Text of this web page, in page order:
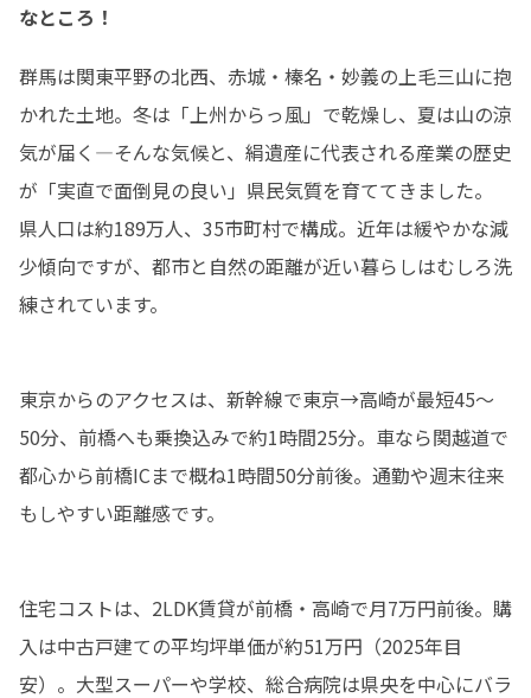
なところ！
群馬は関東平野の北西、赤城・榛名・妙義の上毛三山に抱
かれた土地。冬は「上州からっ風」で乾燥し、夏は山の涼
気が届く—そんな気候と、絹遺産に代表される産業の歴史
が「実直で面倒見の良い」県民気質を育ててきました。
県人口は約189万人、35市町村で構成。近年は緩やかな減
少傾向ですが、都市と自然の距離が近い暮らしはむしろ洗
練されています。
東京からのアクセスは、新幹線で東京→高崎が最短45〜
50分、前橋へも乗換込みで約1時間25分。車なら関越道で
都心から前橋ICまで概ね1時間50分前後。通勤や週末往来
もしやすい距離感です。
住宅コストは、2LDK賃貸が前橋・高崎で月7万円前後。購
入は中古戸建ての平均坪単価が約51万円（2025年目
安）。大型スーパーや学校、総合病院は県央を中心にバラ